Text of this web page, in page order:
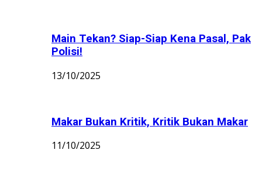
Main Tekan? Siap-Siap Kena Pasal, Pak
Polisi!
13/10/2025
Makar Bukan Kritik, Kritik Bukan Makar
11/10/2025